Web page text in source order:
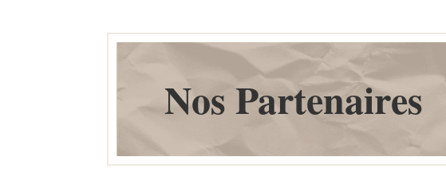
Nos Partenaires